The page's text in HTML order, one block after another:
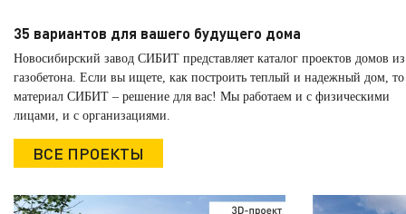
35 вариантов для вашего будущего дома
Новосибирский завод СИБИТ представляет каталог проектов домов из
газобетона. Если вы ищете, как построить теплый и надежный дом, то
материал СИБИТ – решение для вас! Мы работаем и с физическими
лицами, и с организациями.
ВСЕ ПРОЕКТЫ